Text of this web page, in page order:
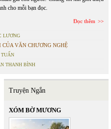
cho mỗi bạn đọc.
Đọc thêm
LƯƠNG
VĂN CHƯƠNG NGHỆ
TUẤN
THANH BÌNH
Truyện Ngắn
XÓM BỜ MƯƠNG